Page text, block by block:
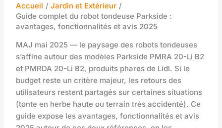
Accueil
Jardin et Extérieur
Guide complet du robot tondeuse Parkside :
avantages, fonctionnalités et avis 2025
MAJ mai 2025 — le paysage des robots tondeuses
s’affine autour des modèles Parkside PMRA 20-Li B2
et PMRDA 20-Li B2, produits phares de Lidl. Si le
budget reste un critère majeur, les retours des
utilisateurs restent partagés sur certaines situations
(tonte en herbe haute ou terrain très accidenté). Ce
guide expose les avantages, fonctionnalités et avis